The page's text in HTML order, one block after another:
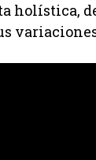
holística,